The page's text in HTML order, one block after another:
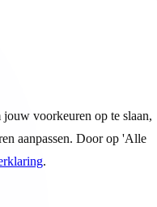
voorkeuren op te slaan,
aanpassen. Door op 'Alle
.